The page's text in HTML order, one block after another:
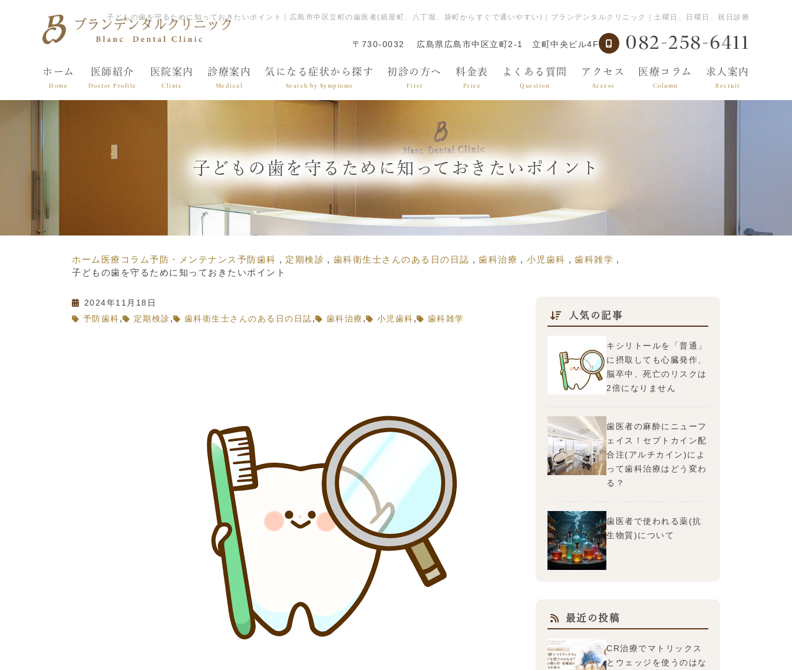
子どもの歯を守るために知っておきたいポイント｜広島市中区立町の歯医者(紙屋町、八丁堀、袋町からすぐで通いやすい)｜ブランデンタルクリニック｜土曜日、日曜日、祝日診療
〒730-0032 広島県広島市中区立町2-1 立町中央ビル4F 082-258-6411
ホーム
Home
医師紹介
Doctor Profile
医院案内
Clinic
診療案内
Medical
気になる症状から探す
Search by Symptoms
初診の方へ
First
料金表
Price
よくある質問
Question
アクセス
Access
医療コラム
Column
求人案内
Recruit
子どもの歯を守るために知っておきたいポイント
ホーム 医療コラム予防・メンテナンス 予防歯科 定期検診 歯科衛生士さんのある日の日誌 歯科治療 小児歯科
歯科雑学
子どもの歯を守るために知っておきたいポイント
2024年11月18日
予防歯科 , 定期検診 , 歯科衛生士さんのある日の日誌 , 歯科治療 , 小児歯科 , 歯科雑学 人気の記事
キシリトールを「普通」
に摂取しても心臓発作、
脳卒中、死亡のリスクは
2倍になりません
歯医者の麻酔にニューフ
ェイス！セプトカイン配
合注(アルチカイン)によ
って歯科治療はどう変わ
る？
歯医者で使われる薬(抗
生物質)について
最近の投稿
CR治療でマトリックス
とウェッジを使うのはな